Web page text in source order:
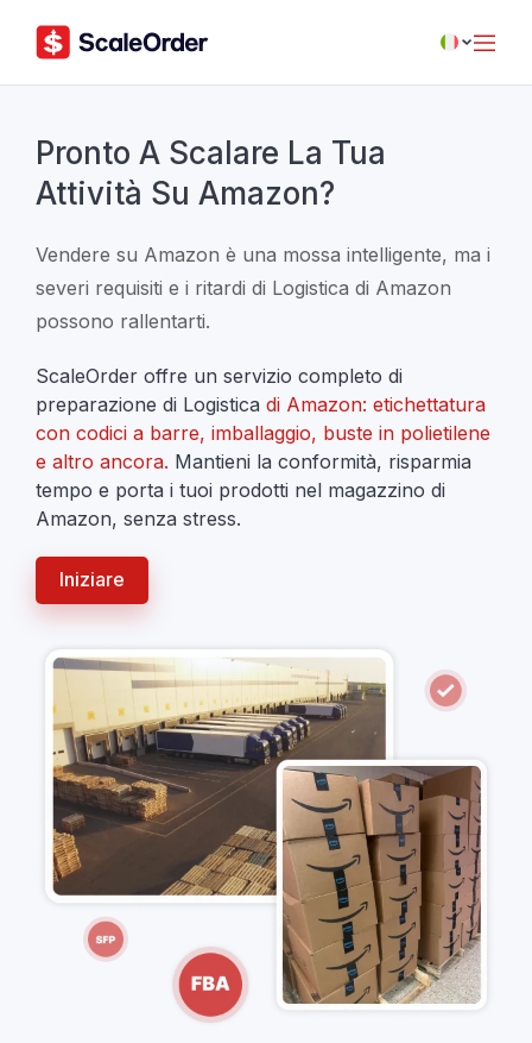
Pronto A Scalare La Tua
Attività Su Amazon?
Vendere su Amazon è una mossa intelligente, ma i
severi requisiti e i ritardi di Logistica di Amazon
possono rallentarti.
ScaleOrder offre un servizio completo di
preparazione di Logistica di Amazon: etichettatura
con codici a barre, imballaggio, buste in polietilene
e altro ancora. Mantieni la conformità, risparmia
tempo e porta i tuoi prodotti nel magazzino di
Amazon, senza stress.
Iniziare